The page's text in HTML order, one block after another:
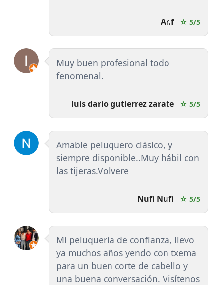
Ar.f ☆ 5/5
Muy buen profesional todo
fenomenal.
luis dario gutierrez zarate ☆ 5/5
Amable peluquero clásico, y
siempre disponible..Muy hábil con
las tijeras.Volvere
Nufi Nufi ☆ 5/5
Mi peluquería de confianza, llevo
ya muchos años yendo con txema
para un buen corte de cabello y
una buena conversación. Visítenos